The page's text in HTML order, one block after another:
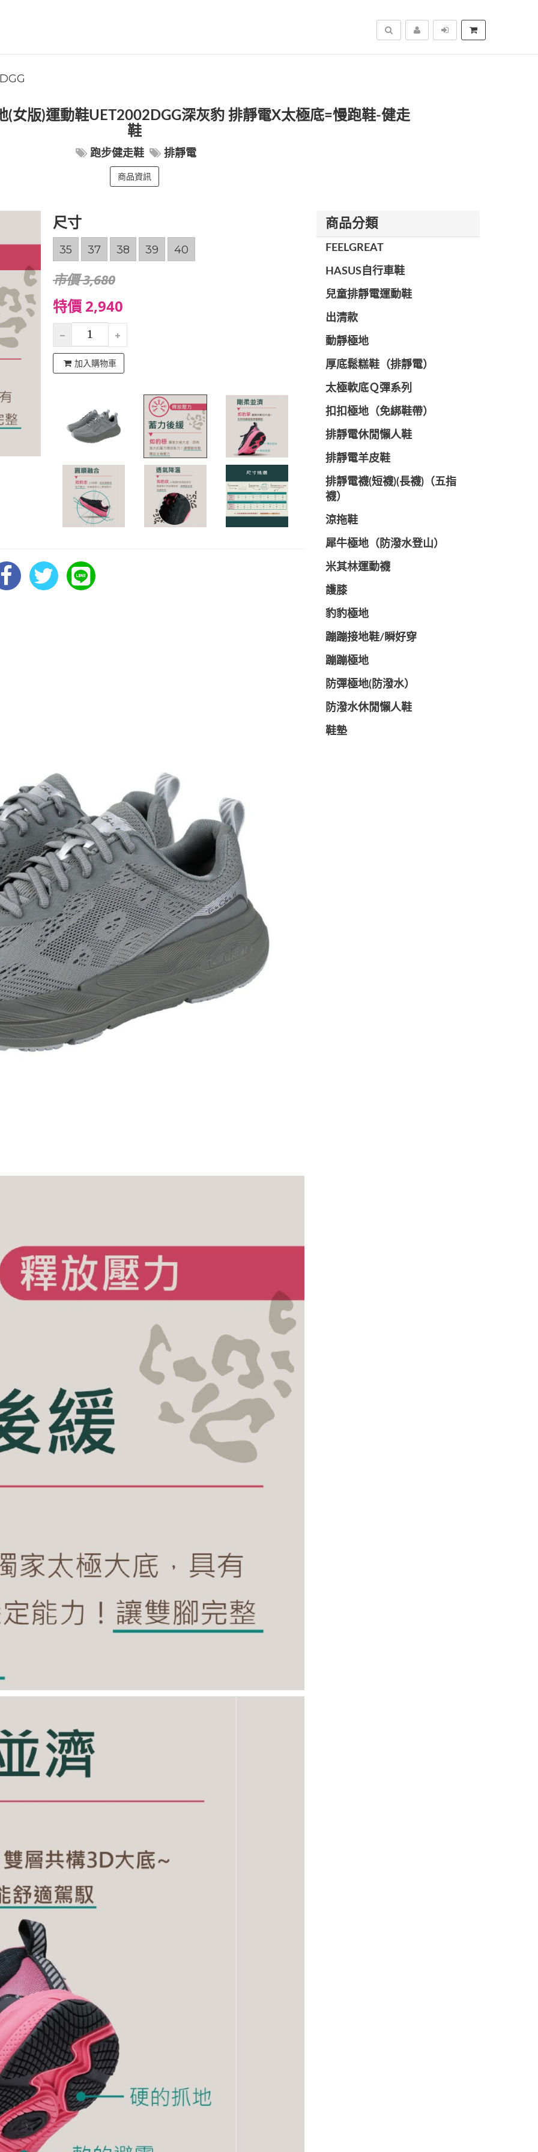
搜尋
(女版)運動鞋UET2002DGG深灰豹 排靜電X太極底=慢跑鞋-健走
鞋
跑步健走鞋 排靜電
商品資訊
尺寸
35 37 38 39 40
市價 3,680
特價 2,940
加入購物車
商品分類
FEELGREAT
HASUS自行車鞋
兒童排靜電運動鞋
出清款
動靜極地
厚底鬆糕鞋（排靜電）
太極軟底Ｑ彈系列
扣扣極地（免綁鞋帶）
排靜電休閒懶人鞋
排靜電羊皮鞋
排靜電襪(短襪)(長襪)（五指
襪）
涼拖鞋
犀牛極地（防潑水登山）
米其林運動襪
護膝
豹豹極地
蹦蹦接地鞋/瞬好穿
蹦蹦極地
防彈極地(防潑水）
防潑水休閒懶人鞋
鞋墊